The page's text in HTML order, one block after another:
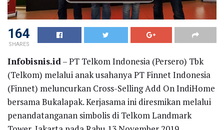
164
SHARES
Infobisnis.id– PT Telkom Indonesia (Persero) Tbk
(Telkom) melalui anak usahanya PT Finnet Indonesia
(Finnet) meluncurkan Cross-Selling Add On IndiHome
bersama Bukalapak. Kerjasama ini diresmikan melalui
penandatanganan simbolis di Telkom Landmark